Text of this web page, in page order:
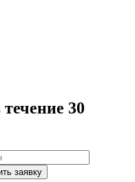
30
заявку